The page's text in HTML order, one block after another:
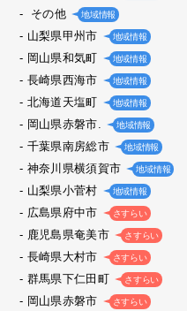
その他 地域情報
山梨県甲州市 地域情報
岡山県和気町 地域情報
長崎県西海市 地域情報
北海道天塩町 地域情報
岡山県赤磐市. 地域情報
千葉県南房総市 地域情報
神奈川県横須賀市 地域情報
山梨県小菅村 地域情報
広島県府中市 さすらい
鹿児島県奄美市 さすらい
長崎県大村市 さすらい
群馬県下仁田町 さすらい
岡山県赤磐市 さすらい